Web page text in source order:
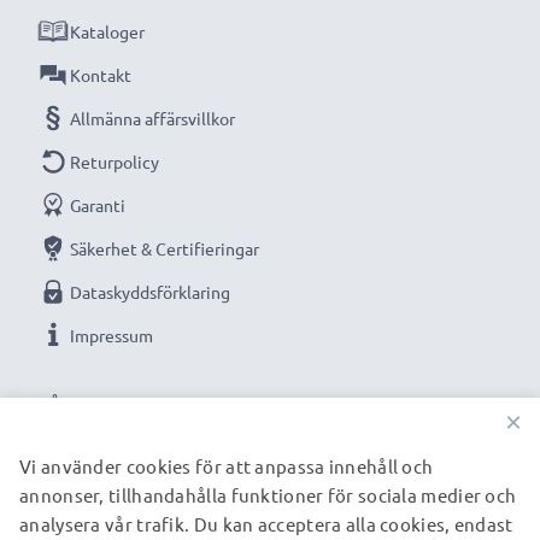
VÅRA BETALNINGSALTERNATIV
Kataloger
Kontakt
Allmänna affärsvillkor
Returpolicy
Garanti
Säkerhet & Certifieringar
Dataskyddsförklaring
Impressum
VÅRA FRAKTPARTNERS
×
Vi använder cookies för att anpassa innehåll och
annonser, tillhandahålla funktioner för sociala medier och
analysera vår trafik. Du kan acceptera alla cookies, endast